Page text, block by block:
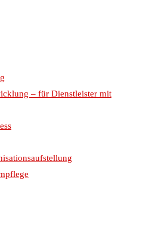
– für Dienstleister mit